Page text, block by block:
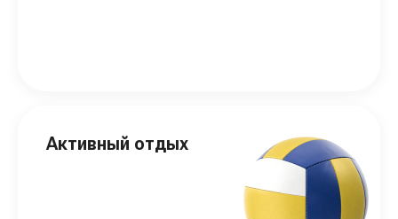
Активный отдых